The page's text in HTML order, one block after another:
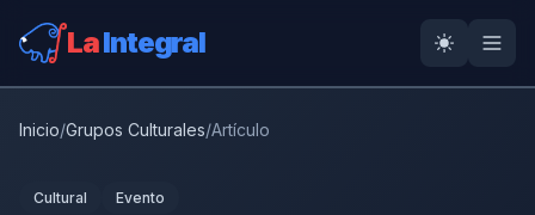
LaIntegral
Inicio/Grupos Culturales/Artículo
Cultural Evento